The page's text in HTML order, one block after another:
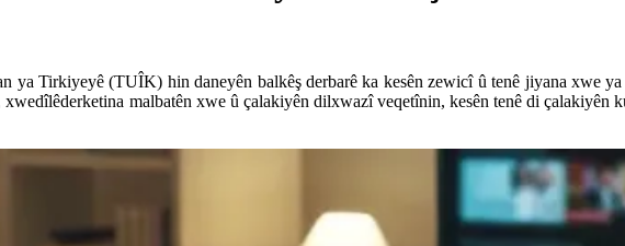
ya Tirkiyeyê (TUÎK) hin daneyên balkêş derbarê ka kesên zewicî û tenê jiyana xwe
malbatên xwe û çalakiyên dilxwazî veqetînin, kesên tenê di çalakiyên